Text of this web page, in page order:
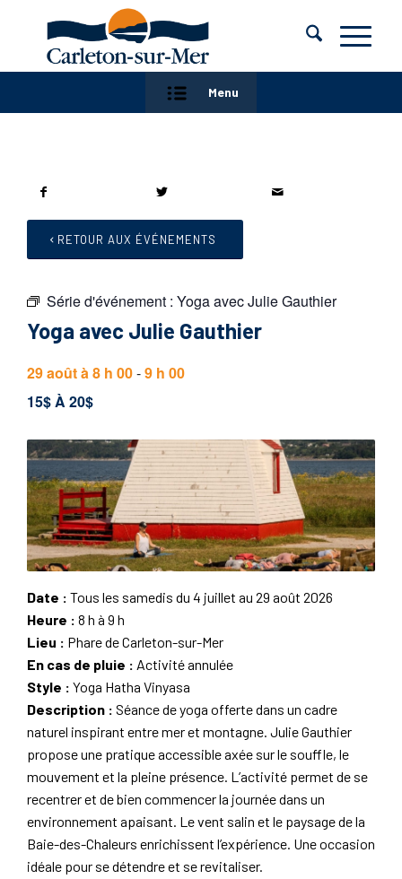
Menu
RETOUR AUX ÉVÉNEMENTS
Série d'événement : Yoga avec Julie Gauthier
Yoga avec Julie Gauthier
29 août à 8 h 00-9 h 00
15$ À 20$
Date : Tous les samedis du 4 juillet au 29 août 2026
Heure : 8 h à 9 h
Lieu : Phare de Carleton-sur-Mer
En cas de pluie : Activité annulée
Style : Yoga Hatha Vinyasa
Description : Séance de yoga offerte dans un cadre
naturel inspirant entre mer et montagne. Julie Gauthier
propose une pratique accessible axée sur le souffle, le
mouvement et la pleine présence. L’activité permet de se
recentrer et de bien commencer la journée dans un
environnement apaisant. Le vent salin et le paysage de la
Baie-des-Chaleurs enrichissent l’expérience. Une occasion
idéale pour se détendre et se revitaliser.